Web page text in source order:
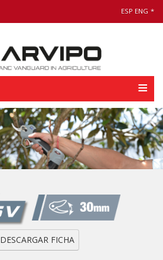
ESP ENG *
DESCARGAR FICHA